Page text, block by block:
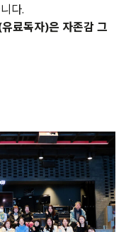
다.
료독자)은 자존감 그